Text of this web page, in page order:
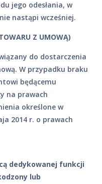
jego odesłania, w
nastąpi wcześniej.
Z UMOWĄ)
do dostarczenia
W przypadku braku
będącemu
na prawach
określone w
2014 r. o prawach
dedykowanej funkcji
lub